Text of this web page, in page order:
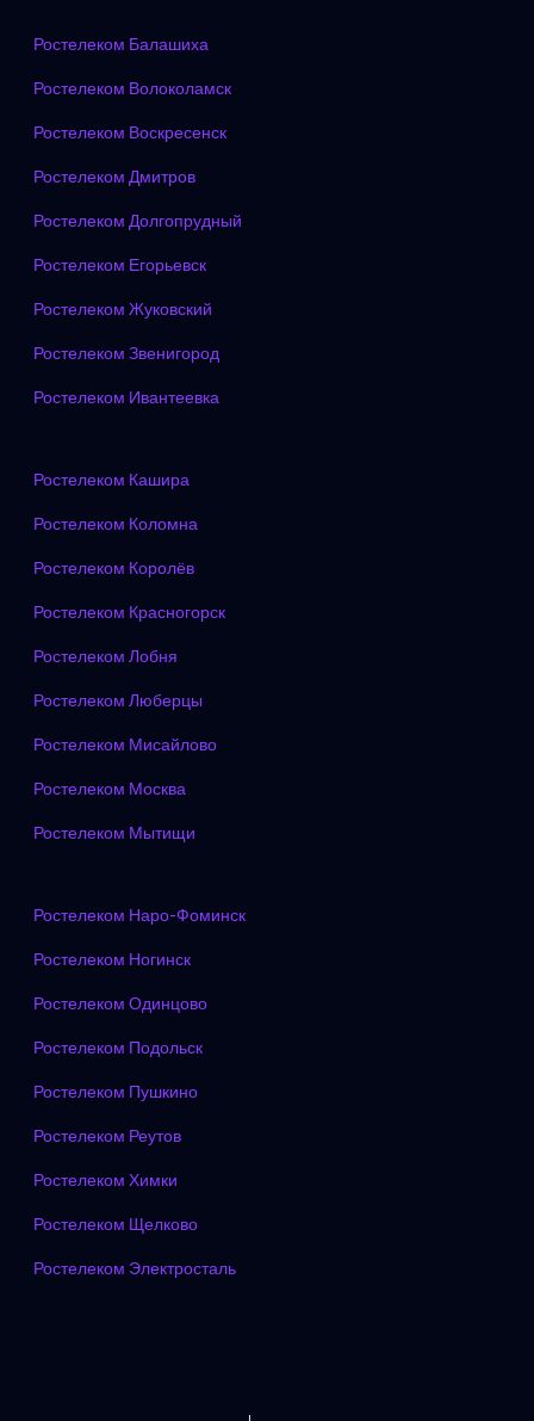
Ростелеком Балашиха
Ростелеком Волоколамск
Ростелеком Воскресенск
Ростелеком Дмитров
Ростелеком Долгопрудный
Ростелеком Егорьевск
Ростелеком Жуковский
Ростелеком Звенигород
Ростелеком Ивантеевка
Ростелеком Кашира
Ростелеком Коломна
Ростелеком Королёв
Ростелеком Красногорск
Ростелеком Лобня
Ростелеком Люберцы
Ростелеком Мисайлово
Ростелеком Москва
Ростелеком Мытищи
Ростелеком Наро-Фоминск
Ростелеком Ногинск
Ростелеком Одинцово
Ростелеком Подольск
Ростелеком Пушкино
Ростелеком Реутов
Ростелеком Химки
Ростелеком Щелково
Ростелеком Электросталь